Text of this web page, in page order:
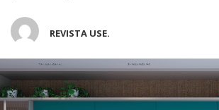
REVISTA USE.